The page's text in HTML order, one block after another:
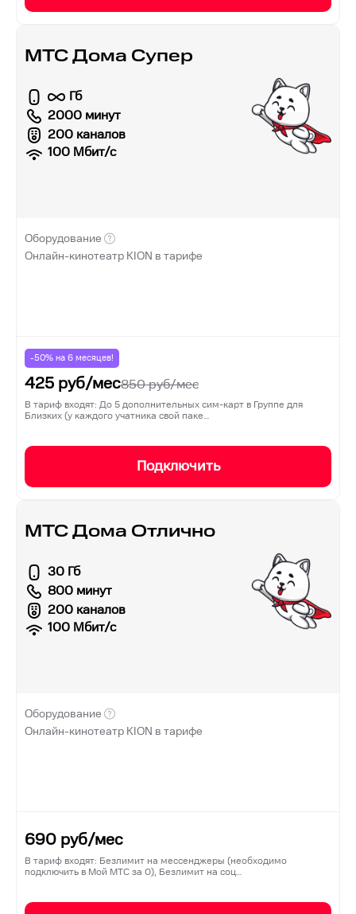
МТС Дома Супер
Гб
2000 минут
200 каналов
100 Мбит/с
Оборудование
Онлайн-кинотеатр KION в тарифе
-50% на 6 месяцев!
425 руб/мес850руб/мес
В тариф входят: До 5 дополнительных сим-карт в Группе для
Близких (у каждого учатника свой паке…
Подключить
МТС Дома Отлично
30 Гб
800 минут
200 каналов
100 Мбит/с
Оборудование
Онлайн-кинотеатр KION в тарифе
690 руб/мес
В тариф входят: Безлимит на мессенджеры (необходимо
подключить в Мой МТС за 0), Безлимит на соц…